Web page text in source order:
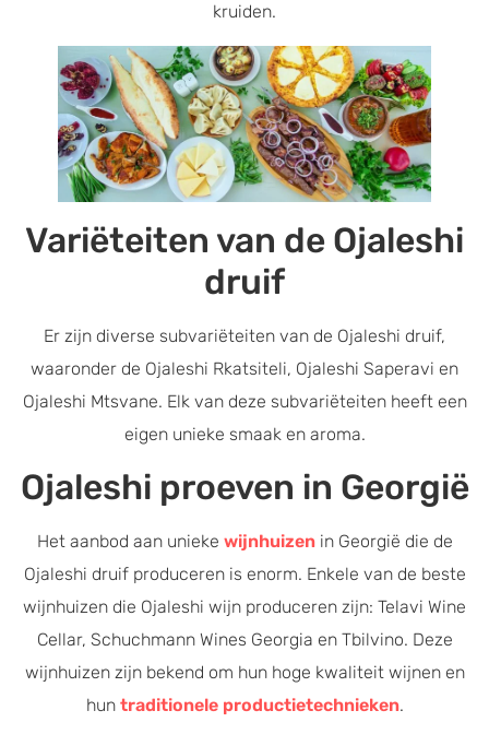
kruiden.
Variëteiten van de Ojaleshi
druif
Er zijn diverse subvariëteiten van de Ojaleshi druif,
waaronder de Ojaleshi Rkatsiteli, Ojaleshi Saperavi en
Ojaleshi Mtsvane. Elk van deze subvariëteiten heeft een
eigen unieke smaak en aroma.
Ojaleshi proeven in Georgië
Het aanbod aan unieke wijnhuizenin Georgië die de
Ojaleshi druif produceren is enorm. Enkele van de beste
wijnhuizen die Ojaleshi wijn produceren zijn: Telavi Wine
Cellar, Schuchmann Wines Georgia en Tbilvino. Deze
wijnhuizen zijn bekend om hun hoge kwaliteit wijnen en
hun traditionele productietechnieken.